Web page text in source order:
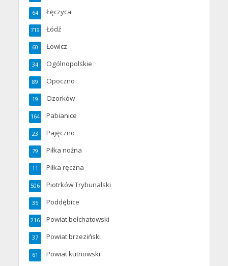
Łęczyca
64
Łódź
719
Łowicz
60
Ogólnopolskie
34
Opoczno
89
Ozorków
19
Pabianice
164
Pajęczno
23
Piłka nożna
79
Piłka ręczna
11
Piotrków Trybunalski
506
Poddębice
35
Powiat bełchatowski
216
Powiat brzeziński
37
Powiat kutnowski
61